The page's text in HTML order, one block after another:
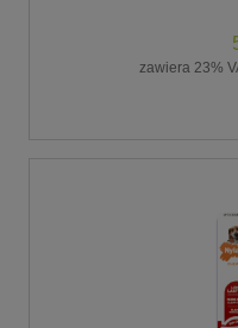
zawiera 23%